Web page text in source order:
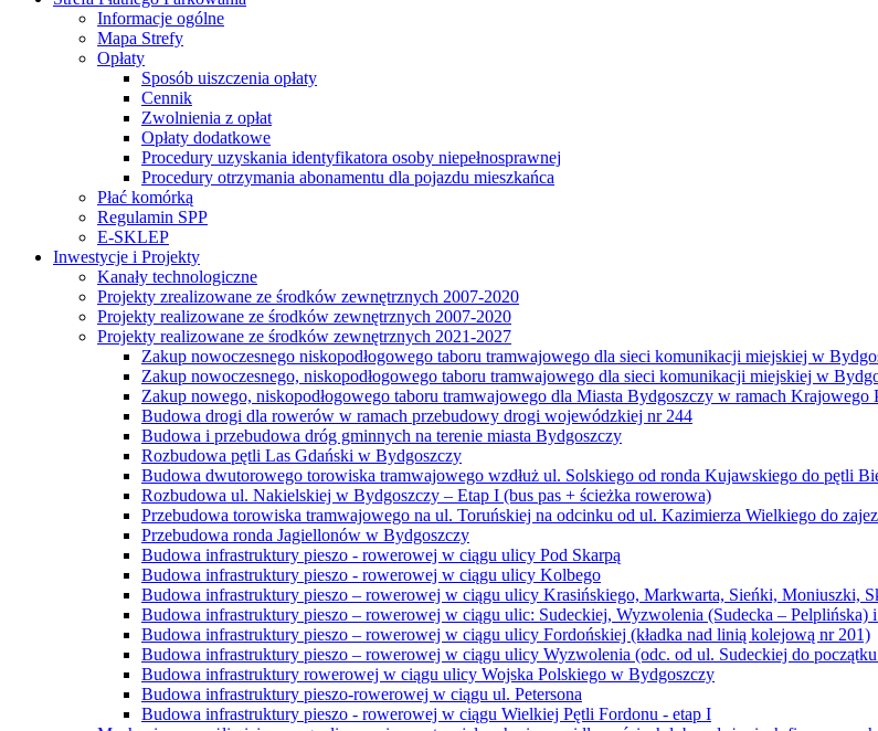
Informacje ogólne
Mapa Strefy
Opłaty
Sposób uiszczenia opłaty
Cennik
Zwolnienia z opłat
Opłaty dodatkowe
Procedury uzyskania identyfikatora osoby niepełnosprawnej
Procedury otrzymania abonamentu dla pojazdu mieszkańca
Płać komórką
Regulamin SPP
E-SKLEP
Inwestycje i Projekty
Kanały technologiczne
Projekty zrealizowane ze środków zewnętrznych 2007-2020
Projekty realizowane ze środków zewnętrznych 2007-2020
Projekty realizowane ze środków zewnętrznych 2021-2027
Zakup nowoczesnego niskopodłogowego taboru tramwajowego dla sieci komunikacji miejskiej w
Zakup nowoczesnego, niskopodłogowego taboru tramwajowego dla sieci komunikacji miejskiej w
Zakup nowego, niskopodłogowego taboru tramwajowego dla Miasta Bydgoszczy w ramach
Budowa drogi dla rowerów w ramach przebudowy drogi wojewódzkiej nr 244
Budowa i przebudowa dróg gminnych na terenie miasta Bydgoszczy
Rozbudowa pętli Las Gdański w Bydgoszczy
Budowa dwutorowego torowiska tramwajowego wzdłuż ul. Solskiego od ronda Kujawskiego do pętli
Rozbudowa ul. Nakielskiej w Bydgoszczy – Etap I (bus pas + ścieżka rowerowa)
Przebudowa torowiska tramwajowego na ul. Toruńskiej na odcinku od ul. Kazimierza Wielkiego do
Przebudowa ronda Jagiellonów w Bydgoszczy
Budowa infrastruktury pieszo - rowerowej w ciągu ulicy Pod Skarpą
Budowa infrastruktury pieszo - rowerowej w ciągu ulicy Kolbego
Budowa infrastruktury pieszo – rowerowej w ciągu ulicy Krasińskiego, Markwarta, Sieńki, Moniuszki,
Budowa infrastruktury pieszo – rowerowej w ciągu ulic: Sudeckiej, Wyzwolenia (Sudecka – Pelplińska)
Budowa infrastruktury pieszo – rowerowej w ciągu ulicy Fordońskiej (kładka nad linią kolejową nr 201)
Budowa infrastruktury pieszo – rowerowej w ciągu ulicy Wyzwolenia (odc. od ul. Sudeckiej do początku
Budowa infrastruktury rowerowej w ciągu ulicy Wojska Polskiego w Bydgoszczy
Budowa infrastruktury pieszo-rowerowej w ciągu ul. Petersona
Budowa infrastruktury pieszo - rowerowej w ciągu Wielkiej Pętli Fordonu - etap I